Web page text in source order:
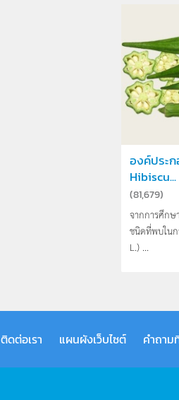
องค์ประก
Hibiscu...
(81,679)
จากการศึกษ
ชนิดที่พบในก
L.) ...
ติดต่อเรา แผนผังเว็บไซต์ คำถา